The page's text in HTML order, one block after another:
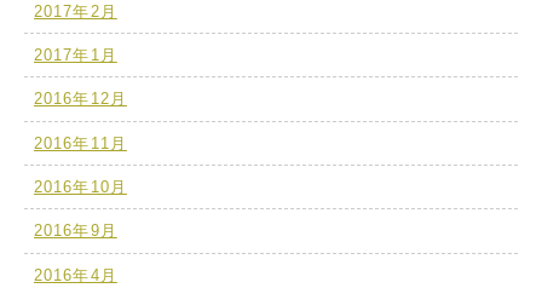
2017年2月
2017年1月
2016年12月
2016年11月
2016年10月
2016年9月
2016年4月